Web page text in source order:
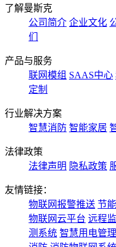
了解曼斯克
公司简介 企业文化
们
产品与服务
联网模组 SAAS中心
定制
行业解决方案
智慧消防 智能家居
法律政策
法律声明 隐私政策
友情链接：
物联网报警推送 节
物联网云平台 远程
测系统 智慧用电管